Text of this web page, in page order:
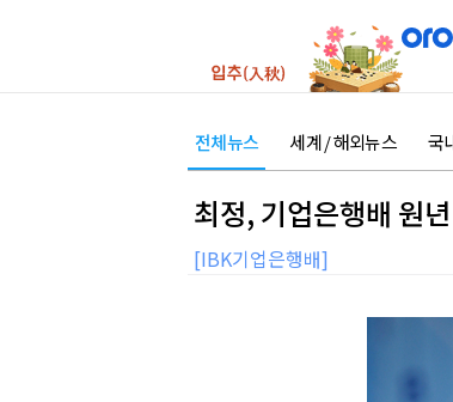
전체뉴스 세계 / 해외뉴스 국
최정, 기업은행배 원
[IBK기업은행배]